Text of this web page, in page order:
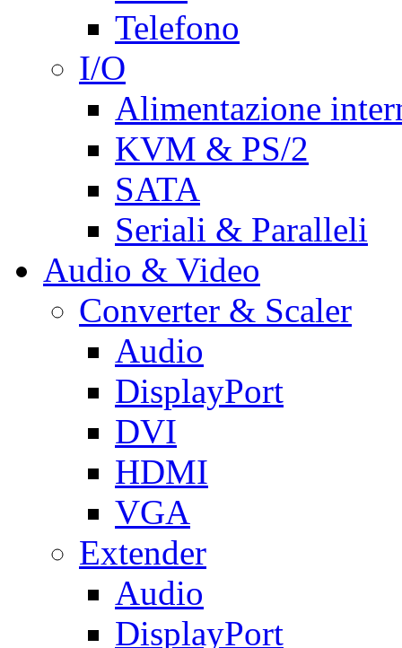
Telefono
I/O
Alimentazione
KVM & PS/2
SATA
Seriali & Paralleli
Audio & Video
Converter & Scaler
Audio
DisplayPort
DVI
HDMI
VGA
Extender
Audio
DisplayPort